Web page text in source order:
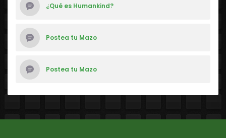
¿Qué es Humankind?
Postea tu Mazo
Postea tu Mazo